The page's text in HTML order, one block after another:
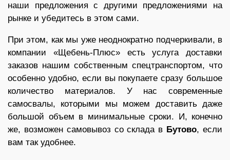
наши предложения с другими предложениями на
рынке и убедитесь в этом сами.
При этом, как мы уже неоднократно подчеркивали, в
компании «Щебень-Плюс» есть услуга доставки
заказов нашим собственным спецтранспортом, что
особенно удобно, если вы покупаете сразу большое
количество материалов. У нас современные
самосвалы, которыми мы можем доставить даже
большой объем в минимальные сроки. И, конечно
же, возможен самовывоз со склада в Бутово, если
вам так удобнее.